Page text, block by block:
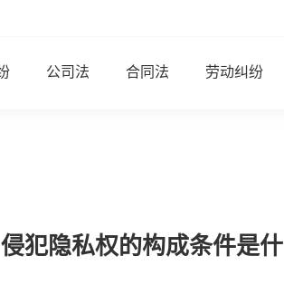
公司法 合同法 劳动纠纷
犯隐私权的构成条件是什